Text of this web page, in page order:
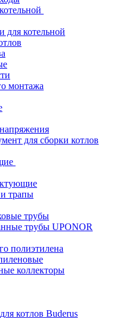
для котельной
монтажа
для сборки котлов
трапы
трубы
трубы UPONOR
полиэтилена
коллекторы
котлов Buderus